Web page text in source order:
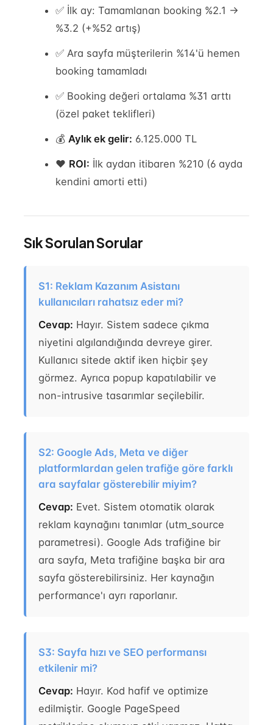
✅ İlk ay: Tamamlanan booking %2.1 →
%3.2 (+%52 artış)
✅ Ara sayfa müşterilerin %14'ü hemen
booking tamamladı
✅ Booking değeri ortalama %31 arttı
(özel paket teklifleri)
💰 Aylık ek gelir: 6.125.000 TL
❤️ ROI: İlk aydan itibaren %210 (6 ayda
kendini amorti etti)
Sık Sorulan Sorular
S1: Reklam Kazanım Asistanı
kullanıcıları rahatsız eder mi?
Cevap: Hayır. Sistem sadece çıkma
niyetini algılandığında devreye girer.
Kullanıcı sitede aktif iken hiçbir şey
görmez. Ayrıca popup kapatılabilir ve
non-intrusive tasarımlar seçilebilir.
S2: Google Ads, Meta ve diğer
platformlardan gelen trafiğe göre farklı
ara sayfalar gösterebilir miyim?
Cevap: Evet. Sistem otomatik olarak
reklam kaynağını tanımlar (utm_source
parametresi). Google Ads trafiğine bir
ara sayfa, Meta trafiğine başka bir ara
sayfa gösterebilirsiniz. Her kaynağın
performance'ı ayrı raporlanır.
S3: Sayfa hızı ve SEO performansı
etkilenir mi?
Cevap: Hayır. Kod hafif ve optimize
edilmiştir. Google PageSpeed